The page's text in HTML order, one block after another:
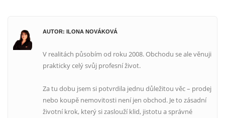
AUTOR: ILONA NOVÁKOVÁ
V realitách působím od roku 2008. Obchodu se ale věnuji
prakticky celý svůj profesní život.
Za tu dobu jsem si potvrdila jednu důležitou věc – prodej
nebo koupě nemovitosti není jen obchod. Je to zásadní
životní krok, který si zaslouží klid, jistotu a správné